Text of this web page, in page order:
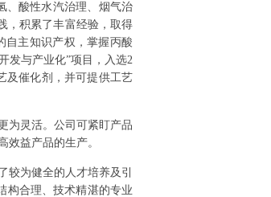
、酸性水汽治理、烟气治
，积累了丰富经验，取得
自主知识产权，掌握丙酸
发与产业化”项目，入选2
及催化剂，并可提供工艺
为灵活。公司可紧盯产品
效益产品的生产。
较为健全的人才培养及引
构合理、技术精湛的专业